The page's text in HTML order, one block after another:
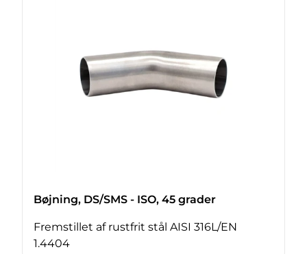
Bøjning, DS/SMS - ISO, 45 grader
Fremstillet af rustfrit stål AISI 316L/EN
1.4404